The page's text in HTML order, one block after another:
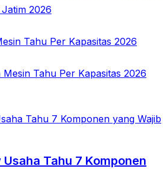
2026
Tahu Per Kapasitas 2026
Tahu 7 Komponen